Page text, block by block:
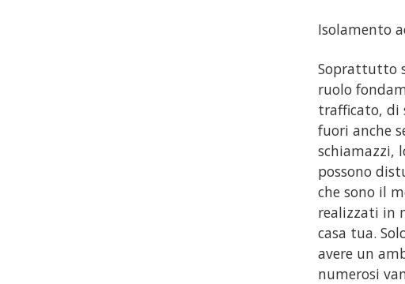
Isolamento
Soprattutto
ruolo
trafficato, di
fuori anche
schiamazzi,
possono
che sono il
realizzati in
casa tua.
avere un
numerosi